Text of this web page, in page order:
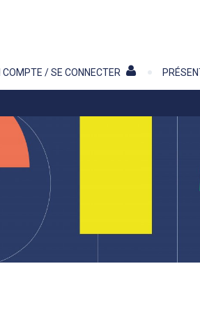
COMPTE / SE CONNECTER